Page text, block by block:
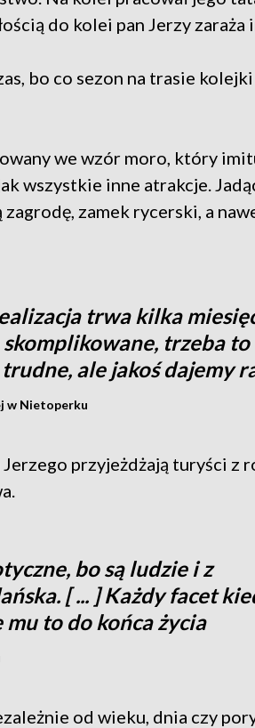
do kolei pan Jerzy zaraża
bo co sezon na trasie
we wzór moro, który
wszystkie inne atrakcje.
zamek rycerski, a
trwa kilka
skomplikowane, trzeba to
ale jakoś dajemy
w Nietoperku
przyjeżdżają turyści z
bo są ludzie i z
[ ... ] Każdy facet
mu to do końca życia
od wieku, dnia czy